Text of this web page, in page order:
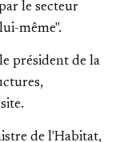
le secteur
même".
président de la
de l'Habitat,